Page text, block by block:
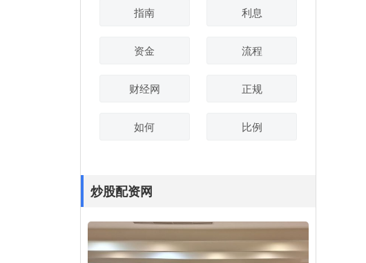
指南 利息
资金 流程
财经网 正规
如何 比例
炒股配资网